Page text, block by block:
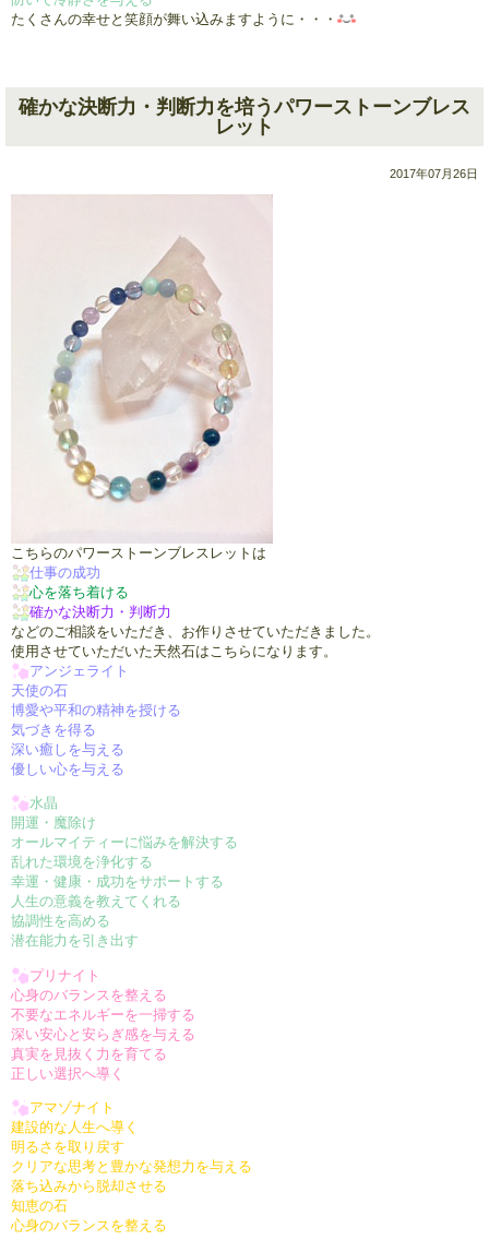
たくさんの幸せと笑顔が舞い込みますように・・・
確かな決断力・判断力を培うパワーストーンブレス
レット
2017年07月26日
こちらのパワーストーンブレスレットは
仕事の成功
心を落ち着ける
確かな決断力・判断力
などのご相談をいただき、お作りさせていただきました。
使用させていただいた天然石はこちらになります。
アンジェライト
天使の石
博愛や平和の精神を授ける
気づきを得る
深い癒しを与える
優しい心を与える
水晶
開運・魔除け
オールマイティーに悩みを解決する
乱れた環境を浄化する
幸運・健康・成功をサポートする
人生の意義を教えてくれる
協調性を高める
潜在能力を引き出す
プリナイト
心身のバランスを整える
不要なエネルギーを一掃する
深い安心と安らぎ感を与える
真実を見抜く力を育てる
正しい選択へ導く
アマゾナイト
建設的な人生へ導く
明るさを取り戻す
クリアな思考と豊かな発想力を与える
落ち込みから脱却させる
知恵の石
心身のバランスを整える